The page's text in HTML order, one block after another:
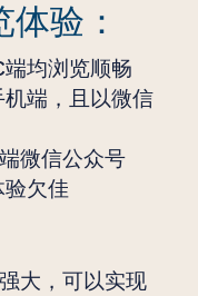
验：
均浏览顺畅
端，且以微信
微信公众号
欠佳
大，可以实现